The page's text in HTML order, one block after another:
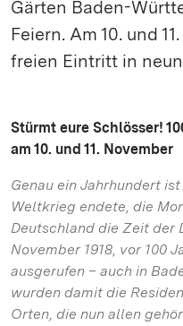
Gärten Baden-
Feiern. Am 10. und
freien Eintritt in
Stürmt eure Schlösser!
am 10. und 11. November
Genau ein Jahrhundert
Weltkrieg endete, die
Deutschland die Zeit der
November 1918, vor 100
ausgerufen – auch in
wurden damit die
Orten, die nun allen